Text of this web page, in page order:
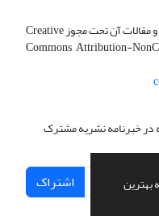
بهترین
این نشریه با دسترسی آزاد منتشر می‌شود و مقالات آن تحت مجوز Creative
Commons Attribution-
در خبرنامه نشریه مشترک
اشتراک